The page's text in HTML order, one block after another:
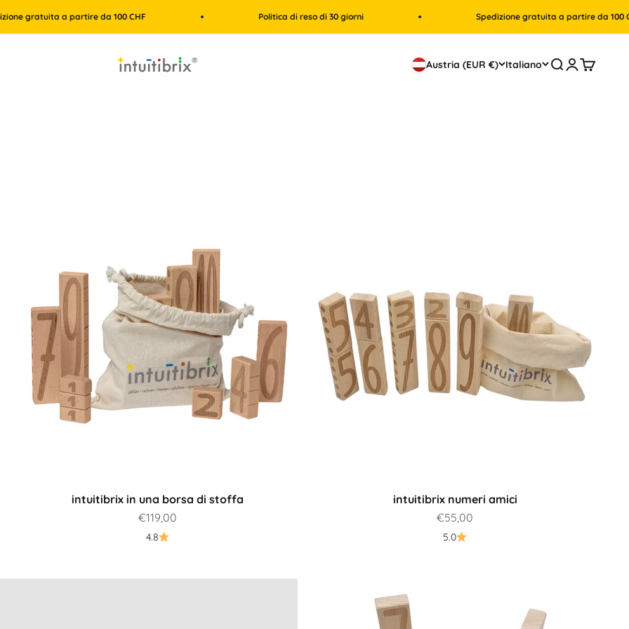
a partire da 100 CHF Politica di reso di 30 giorni Spedizione gratuita a partire da 100 CHF
intuitibrix.ch | Spielend Mathe lernen Austria (EUR €) Italiano CercaAccediCarrello
intuitibrix in una borsa di stoffa
Prezzo scontato
€119,00
4.8
intuitibrix numeri amici
Prezzo scontato
€55,00
5.0